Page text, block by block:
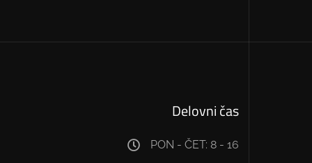
Delovni čas
PON - ČET: 8 - 16